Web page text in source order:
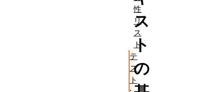
ス
ト
の
性
リ
ス
ト
テ
ス
ト